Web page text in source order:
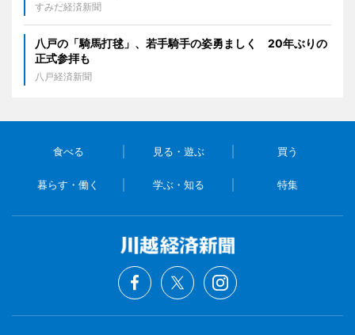
すみだ経済新聞
八戸の「騎馬打毬」、若手騎手の姿勇ましく 20年ぶりの
正式参拝も
八戸経済新聞
食べる 見る・遊ぶ 買う
暮らす・働く 学ぶ・知る 特集